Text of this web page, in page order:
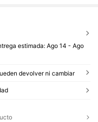
estimada:Ago 14 - Ago
devolver ni cambiar